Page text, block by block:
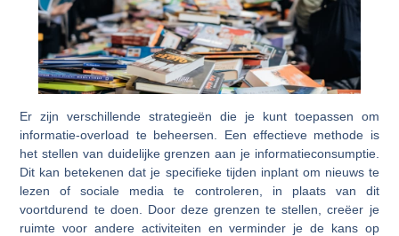
Er zijn verschillende strategieën die je kunt toepassen om
informatie-overload te beheersen. Een effectieve methode is
het stellen van duidelijke grenzen aan je informatieconsumptie.
Dit kan betekenen dat je specifieke tijden inplant om nieuws te
lezen of sociale media te controleren, in plaats van dit
voortdurend te doen. Door deze grenzen te stellen, creëer je
ruimte voor andere activiteiten en verminder je de kans op